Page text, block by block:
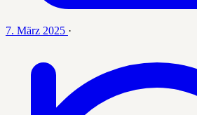
7. März 2025 ·